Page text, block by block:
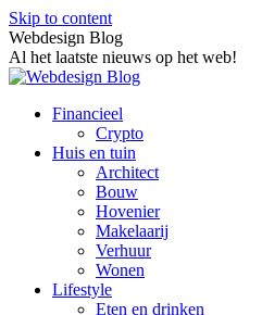
Skip to content
Webdesign Blog
Al het laatste nieuws op het web!
Financieel
Crypto
Huis en tuin
Architect
Bouw
Hovenier
Makelaarij
Verhuur
Wonen
Lifestyle
Eten en drinken